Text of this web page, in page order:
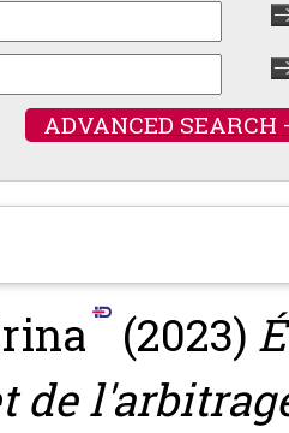
ADVANCED SEARCH
(2023)
de